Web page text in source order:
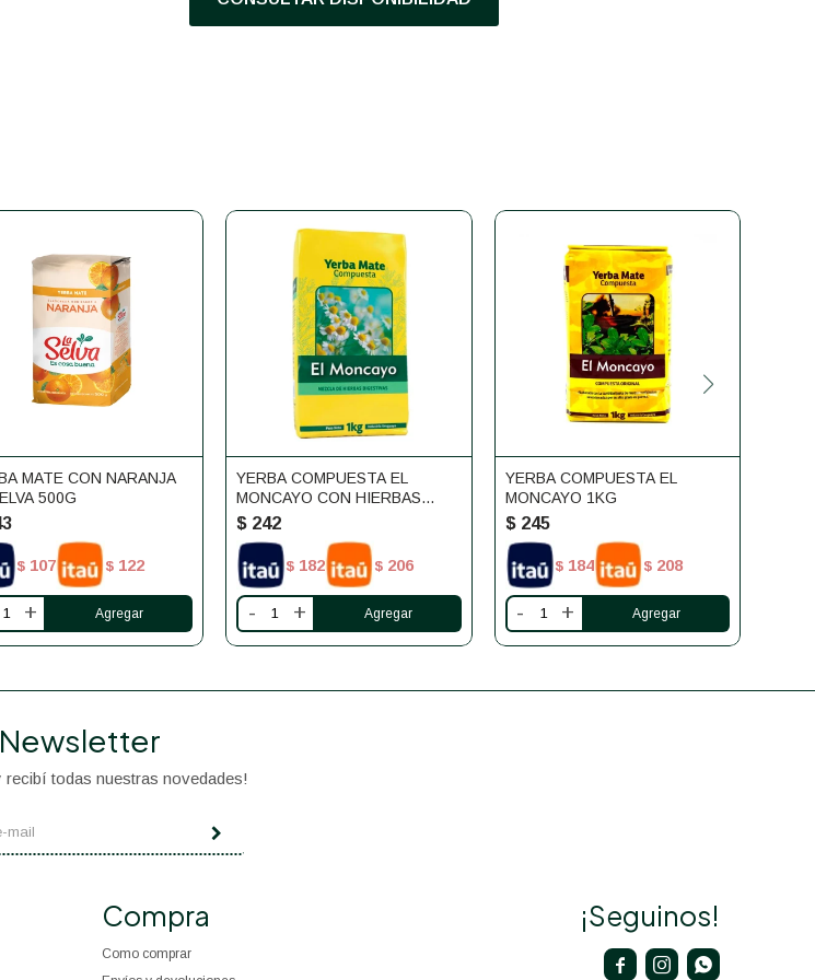
MATE CON NARANJA
500G
$ 107 $ 122
+
YERBA COMPUESTA EL
MONCAYO CON HIERBAS
DIGESTIVAS 1KG
$ 242
$ 182 $ 206
- +
YERBA COMPUESTA EL
MONCAYO 1KG
$ 245
$ 184 $ 208
- +
Compra
Como comprar
Newsletter
recibí todas nuestras novedades!
¡Seguinos!
  